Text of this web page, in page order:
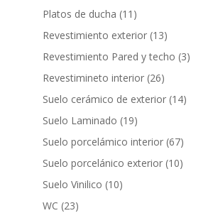
Platos de ducha 11 11
productos
Revestimiento exterior 1313
productos
Revestimiento Pared y techo 33
Revestimineto interior 2626
productos
Suelo cerámico de exterior 1414
Suelo Laminado 1919
productos
Suelo porcelámico interior 6767
Suelo porcelánico exterior 1010
Suelo Vinilico 1010
WC 2323